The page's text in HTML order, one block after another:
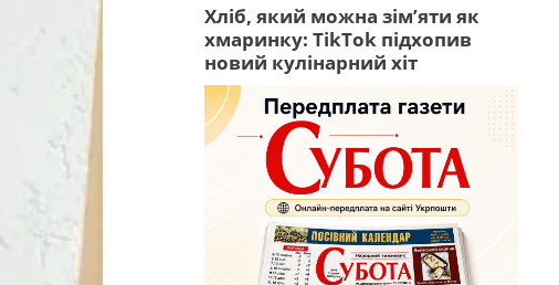
Хліб, який можна зім’яти як
хмаринку: TikTok підхопив
новий кулінарний хіт